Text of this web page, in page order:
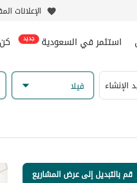
الإعلانات
استثمر في السعودية جديد
الإنشاء فیلا
قم بالتبديل إلى عرض المشاريع